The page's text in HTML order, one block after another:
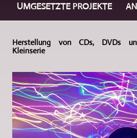
UMGESETZTE PROJEKTE
Herstellung von CDs, DVDs
Kleinserie